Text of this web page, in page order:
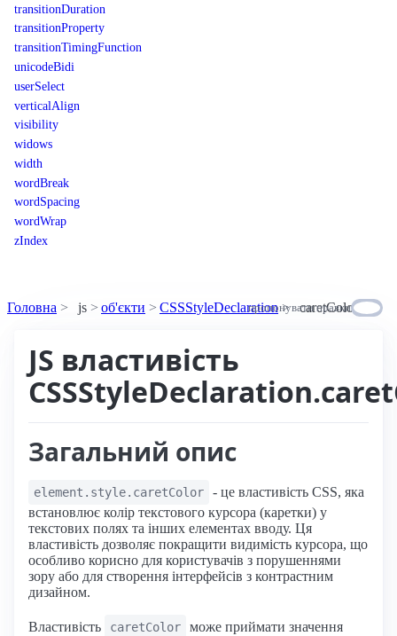
transitionDuration
transitionProperty
transitionTimingFunction
unicodeBidi
userSelect
verticalAlign
visibility
widows
width
wordBreak
wordSpacing
wordWrap
zIndex
Головна js об'єкти CSSStyleDeclaration caretColor
пропонувати правки
JS властивість
Загальний опис
element.style.caretColor
- це властивість CSS, яка
встановлює колір текстового курсора (каретки) у
текстових полях та інших елементах вводу. Ця
властивість дозволяє покращити видимість курсора, що
особливо корисно для користувачів з порушеннями
зору або для створення інтерфейсів з контрастним
дизайном.
Властивість caretColor
може приймати значення